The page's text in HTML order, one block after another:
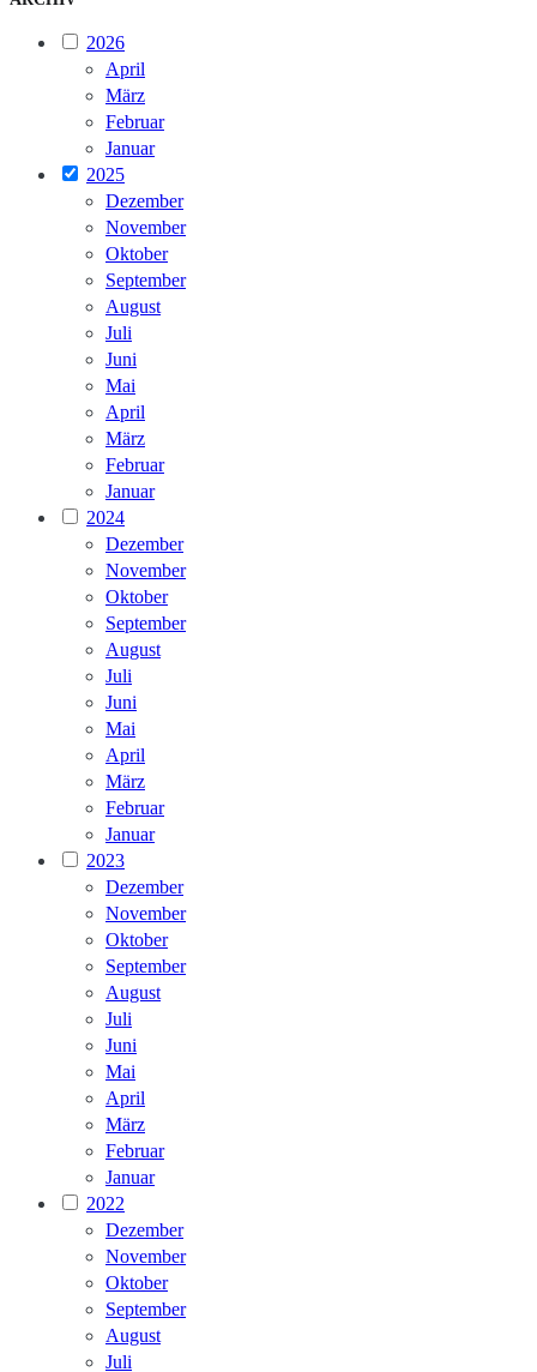
2026
April
März
Februar
Januar
2025
Dezember
November
Oktober
September
August
Juli
Juni
Mai
April
März
Februar
Januar
2024
Dezember
November
Oktober
September
August
Juli
Juni
Mai
April
März
Februar
Januar
2023
Dezember
November
Oktober
September
August
Juli
Juni
Mai
April
März
Februar
Januar
2022
Dezember
November
Oktober
September
August
Juli